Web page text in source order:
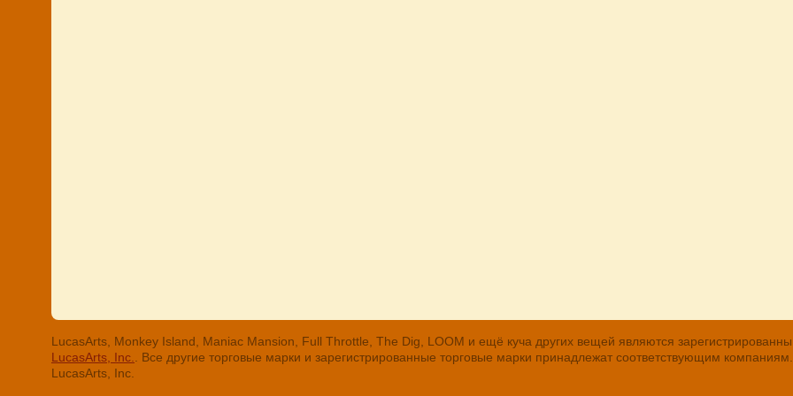
LucasArts, Monkey Island, Maniac Mansion, Full Throttle, The Dig, LOOM и ещё куча других вещей являются
LucasArts, Inc.
. Все другие торговые марки и зарегистрированные торговые марки принадлежат соответствующим
LucasArts, Inc.